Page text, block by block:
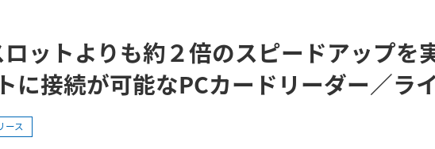
ットよりも約２倍のスピードアップを
に接続が可能なPCカードリーダー／ラ
ース